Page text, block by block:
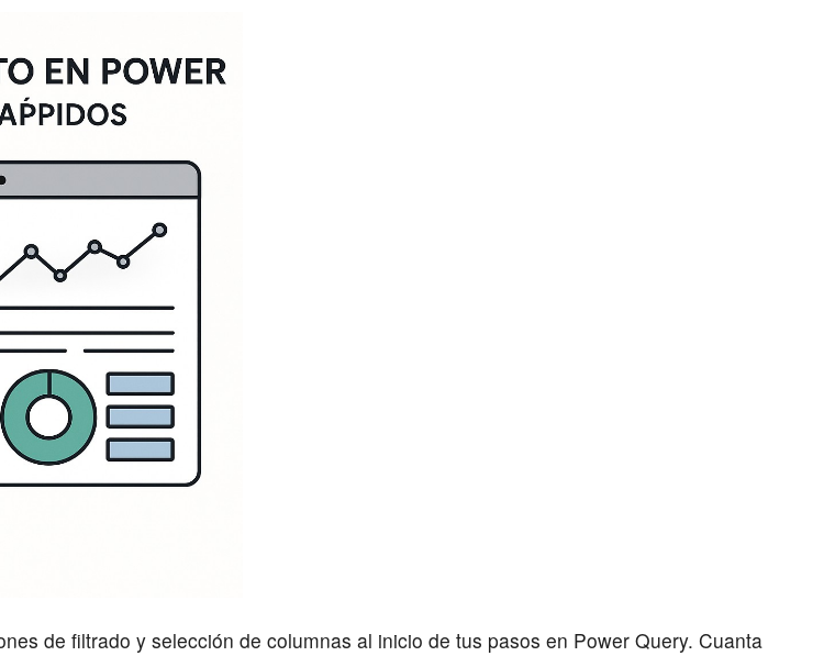
de filtrado y selección de columnas al inicio de tus pasos en Power Query. Cuanta